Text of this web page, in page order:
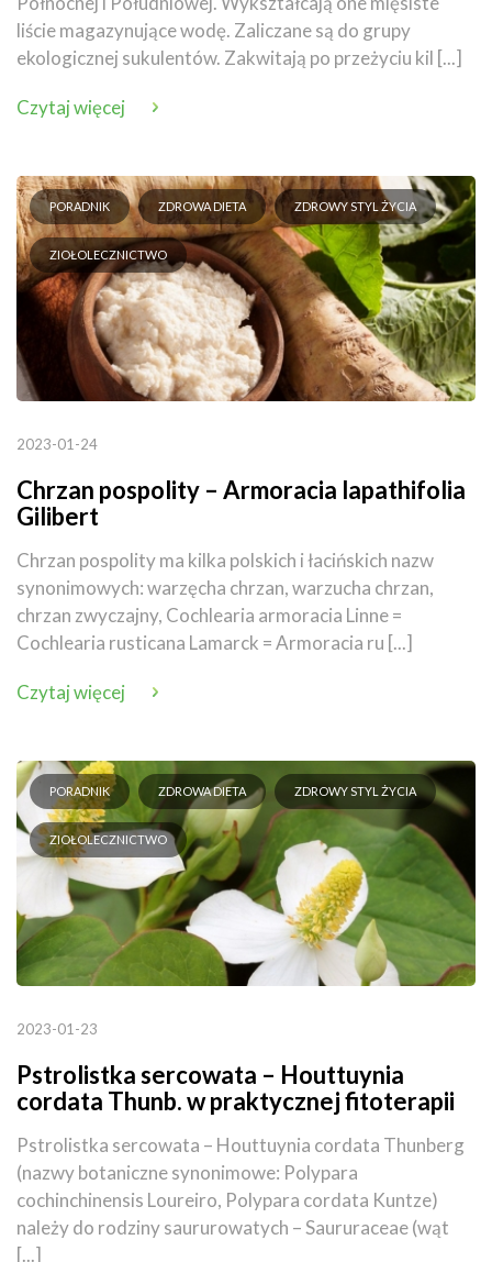
liście magazynujące wodę. Zaliczane są do grupy
ekologicznej sukulentów. Zakwitają po przeżyciu kil [...]
Czytaj więcej
PORADNIK ZDROWA DIETA ZDROWY STYL ŻYCIA
ZIOŁOLECZNICTWO
2023-01-24
Chrzan pospolity – Armoracia lapathifolia
Gilibert
Chrzan pospolity ma kilka polskich i łacińskich nazw
synonimowych: warzęcha chrzan, warzucha chrzan,
chrzan zwyczajny, Cochlearia armoracia Linne =
Cochlearia rusticana Lamarck = Armoracia ru [...]
Czytaj więcej
PORADNIK ZDROWA DIETA ZDROWY STYL ŻYCIA
ZIOŁOLECZNICTWO
2023-01-23
Pstrolistka sercowata – Houttuynia
cordata Thunb. w praktycznej fitoterapii
Pstrolistka sercowata – Houttuynia cordata Thunberg
(nazwy botaniczne synonimowe: Polypara
cochinchinensis Loureiro, Polypara cordata Kuntze)
należy do rodziny saururowatych – Saururaceae (wąt
[...]